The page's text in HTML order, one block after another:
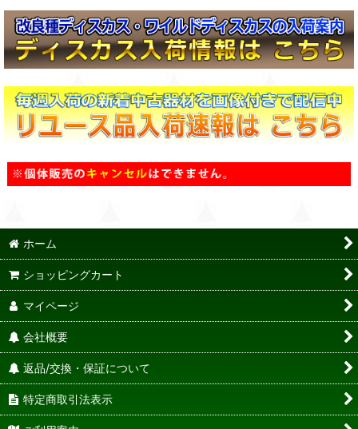
ホーム
ショッピングカート
マイページ
会社概要
返品/交換・保証について
特定商取引法表示